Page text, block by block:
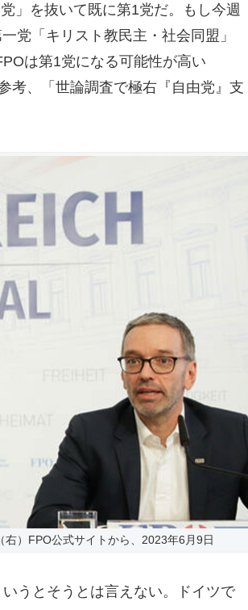
」を抜いて既に第1党だ。もし今週
党「キリスト教民主・社会同盟」
は第1党になる可能性が高い
考、「世論調査で極右『自由党』支
）FPO公式サイトから、2023年6月9日
うとそうとは言えない。ドイツで